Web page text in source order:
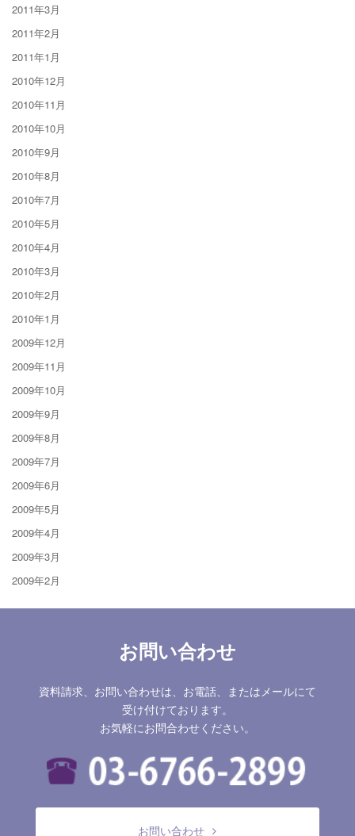
2011年3月
2011年2月
2011年1月
2010年12月
2010年11月
2010年10月
2010年9月
2010年8月
2010年7月
2010年5月
2010年4月
2010年3月
2010年2月
2010年1月
2009年12月
2009年11月
2009年10月
2009年9月
2009年8月
2009年7月
2009年6月
2009年5月
2009年4月
2009年3月
2009年2月
お問い合わせ
資料請求、お問い合わせは、お電話、またはメールにて
受け付けております。
お気軽にお問合わせください。
お問い合わせ